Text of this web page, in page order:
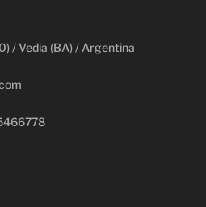
/ Vedia (BA) / Argentina